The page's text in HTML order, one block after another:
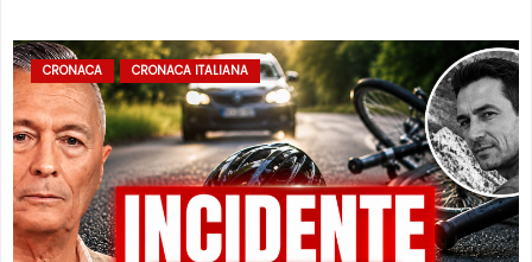
CRONACA CRONACA ITALIANA